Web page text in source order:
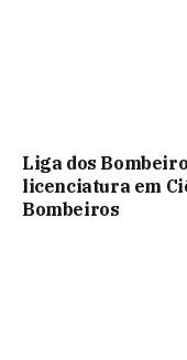
Liga dos
licenciatura em
Bombeiros